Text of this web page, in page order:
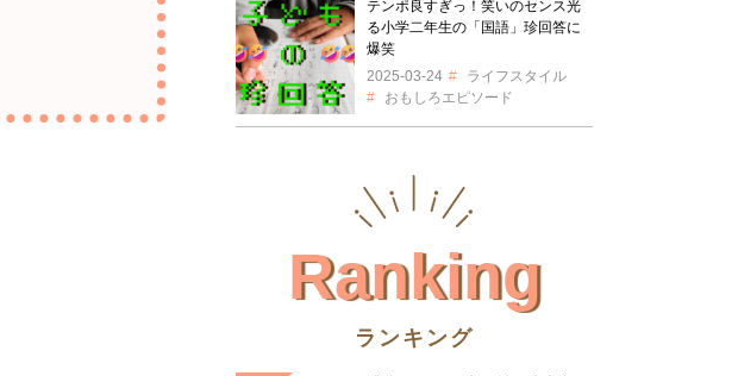
テンポ良すぎっ！笑いのセンス光
る小学二年生の「国語」珍回答に
爆笑
2025-03-24
ライフスタイル
おもしろエピソード
Ranking
ランキング